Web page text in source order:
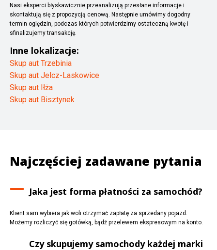
Nasi eksperci błyskawicznie przeanalizują przesłane informacje i
skontaktują się z propozycją cenową. Następnie umówimy dogodny
termin oględzin, podczas których potwierdzimy ostateczną kwotę i
sfinalizujemy transakcję.
Inne lokalizacje:
Skup aut Trzebinia
Skup aut Jelcz-Laskowice
Skup aut Iłża
Skup aut Bisztynek
Najczęściej zadawane pytania
Jaka jest forma płatności za samochód?
Klient sam wybiera jak woli otrzymać zapłatę za sprzedany pojazd.
Możemy rozliczyć się gotówką, bądź przelewem ekspresowym na konto.
Czy skupujemy samochody każdej marki